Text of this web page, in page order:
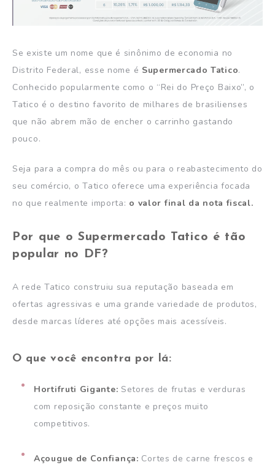
Se existe um nome que é sinônimo de economia no
Distrito Federal, esse nome é Supermercado Tatico.
Conhecido popularmente como o “Rei do Preço Baixo”, o
Tatico é o destino favorito de milhares de brasilienses
que não abrem mão de encher o carrinho gastando
pouco.
Seja para a compra do mês ou para o reabastecimento do
seu comércio, o Tatico oferece uma experiência focada
no que realmente importa: o valor final da nota fiscal.
Por que o Supermercado Tatico é tão
popular no DF?
A rede Tatico construiu sua reputação baseada em
ofertas agressivas e uma grande variedade de produtos,
desde marcas líderes até opções mais acessíveis.
O que você encontra por lá:
Hortifruti Gigante: Setores de frutas e verduras
com reposição constante e preços muito
competitivos.
Açougue de Confiança: Cortes de carne frescos e